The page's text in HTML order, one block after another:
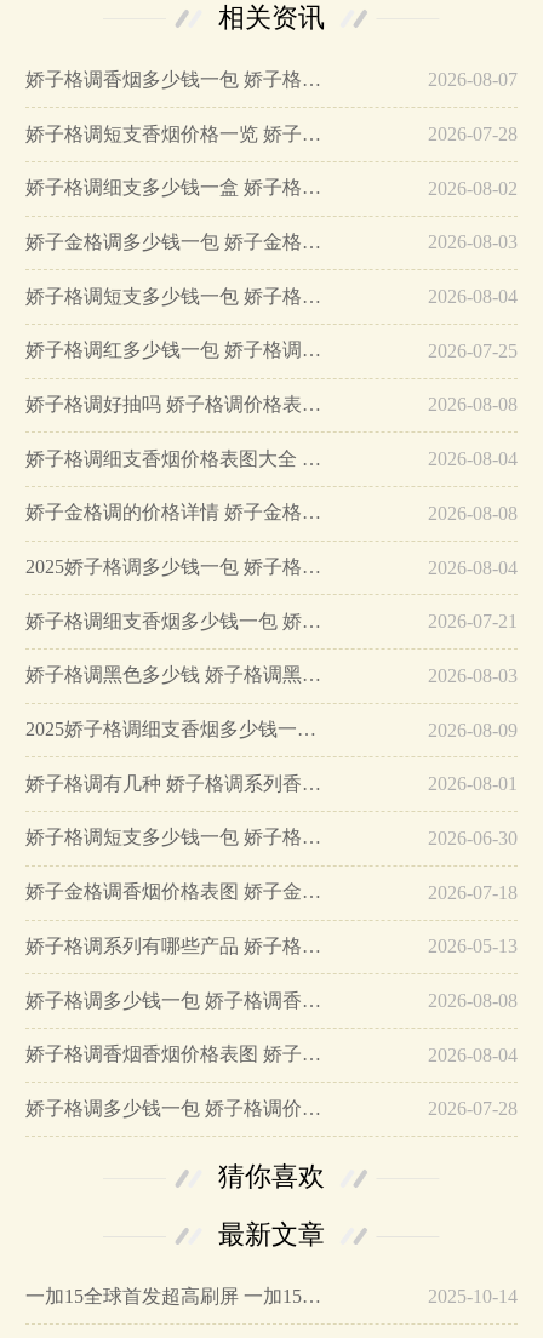
相关资讯
娇子格调香烟多少钱一包 娇子格调香烟价格表图大全… 2026-08-07
娇子格调短支香烟价格一览 娇子格调短支好抽吗… 2026-07-28
娇子格调细支多少钱一盒 娇子格调细支香烟怎么样… 2026-08-02
娇子金格调多少钱一包 娇子金格调香烟价格表图… 2026-08-03
娇子格调短支多少钱一包 娇子格调价格表和图片一览… 2026-08-04
娇子格调红多少钱一包 娇子格调红价格一览… 2026-07-25
娇子格调好抽吗 娇子格调价格表2025… 2026-08-08
娇子格调细支香烟价格表图大全 娇子格调细支怎么样… 2026-08-04
娇子金格调的价格详情 娇子金格调口感怎么样… 2026-08-08
2025娇子格调多少钱一包 娇子格调香烟价格表图大全… 2026-08-04
娇子格调细支香烟多少钱一包 娇子格调细支怎么样… 2026-07-21
娇子格调黑色多少钱 娇子格调黑色香烟价格表图… 2026-08-03
2025娇子格调细支香烟多少钱一包 娇子格调细支价格2025… 2026-08-09
娇子格调有几种 娇子格调系列香烟价格表图… 2026-08-01
娇子格调短支多少钱一包 娇子格调短支香烟价格表图… 2026-06-30
娇子金格调香烟价格表图 娇子金格调多少钱一包… 2026-07-18
娇子格调系列有哪些产品 娇子格调香烟种类及价格… 2026-05-13
娇子格调多少钱一包 娇子格调香烟价格一览… 2026-08-08
娇子格调香烟香烟价格表图 娇子格调香烟介绍… 2026-08-04
娇子格调多少钱一包 娇子格调价格表图… 2026-07-28
猜你喜欢
最新文章
一加15全球首发超高刷屏 一加15参数详细配置… 2025-10-14